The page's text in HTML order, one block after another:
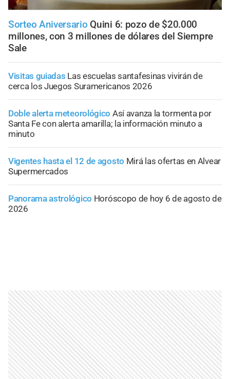
Sorteo Aniversario Quini 6: pozo de $20.000
millones, con 3 millones de dólares del Siempre
Sale
Visitas guiadas Las escuelas santafesinas vivirán de
cerca los Juegos Suramericanos 2026
Doble alerta meteorológico Así avanza la tormenta por
Santa Fe con alerta amarilla; la información minuto a
minuto
Vigentes hasta el 12 de agosto Mirá las ofertas en Alvear
Supermercados
Panorama astrológico Horóscopo de hoy 6 de agosto de
2026